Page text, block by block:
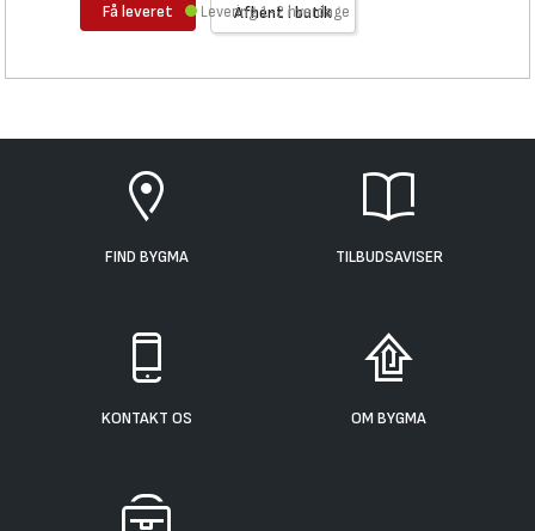
Få leveret Afhent i butik
Levering 1-2 hverdage
FIND BYGMA TILBUDSAVISER
KONTAKT OS OM BYGMA